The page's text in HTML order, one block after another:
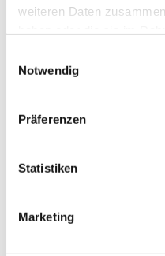
weiteren Daten
Notwendig
Präferenzen
Statistiken
Marketing